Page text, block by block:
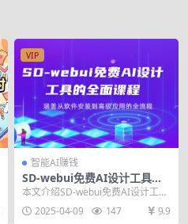
VIP
智能AI赚钱
SD-webui免费AI设计工具的
全面课程，涵盖从软件安装到
高级应用的全流程
本文介绍SD-webui免费AI设计工具
的全面课程，涵盖从软件安装到高
级应用的全...
2025-04-09 147 9.9